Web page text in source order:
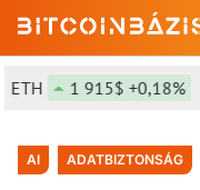
1 915$ +0,18%
AI ADATBIZTONSÁG